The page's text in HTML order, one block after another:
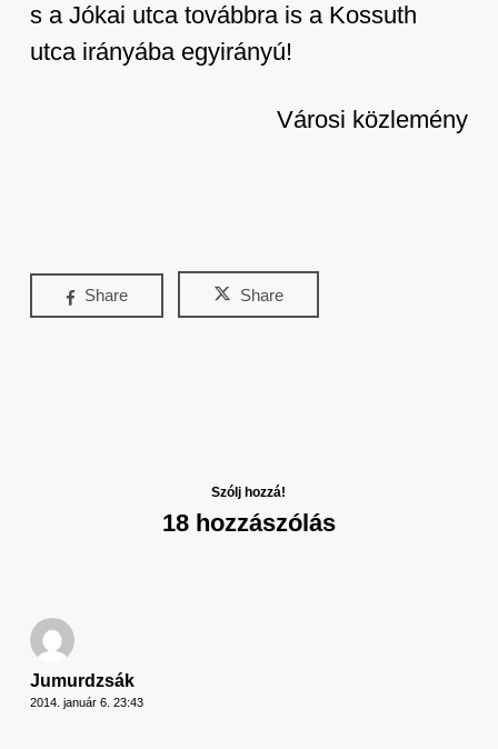
s a Jókai utca továbbra is a Kossuth
utca irányába egyirányú!
Városi közlemény
Share Share
Szólj hozzá!
18 hozzászólás
Jumurdzsák
2014. január 6. 23:43